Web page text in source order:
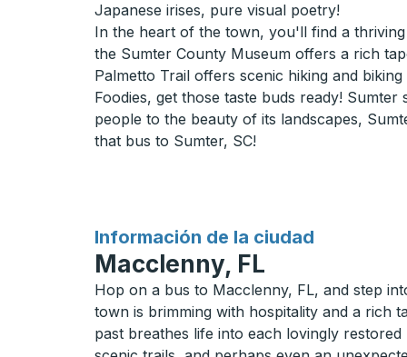
Japanese irises, pure visual poetry!
In the heart of the town, you'll find a
the Sumter County Museum offers a rich
Palmetto Trail offers scenic hiking and
Foodies, get those taste buds ready!
people to the beauty of its landscapes,
that bus to Sumter, SC!
Información de la ciudad
para
Macclenny, FL
Hop on a bus to Macclenny, FL, and step
town is brimming with hospitality and a rich
past breathes life into each lovingly